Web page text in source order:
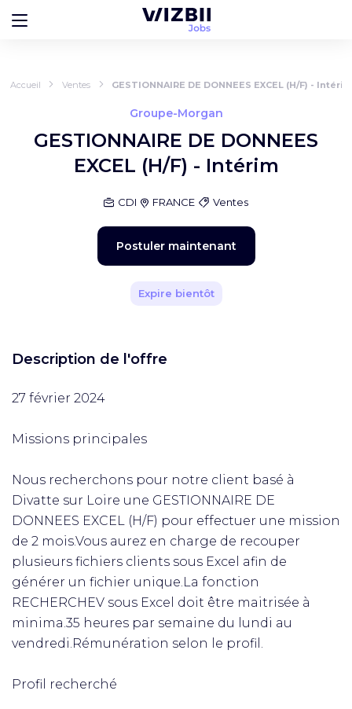
Accueil Ventes GESTIONNAIRE DE DONNEES EXCEL (H/F) - Intérim
Groupe-Morgan
GESTIONNAIRE DE DONNEES
EXCEL (H/F) - Intérim
CDI FRANCE Ventes
Postuler maintenant
Expire bientôt
Description de l'offre
27 février 2024
Missions principales
Nous recherchons pour notre client basé à
Divatte sur Loire une GESTIONNAIRE DE
DONNEES EXCEL (H/F) pour effectuer une mission
de 2 mois.Vous aurez en charge de recouper
plusieurs fichiers clients sous Excel afin de
générer un fichier unique.La fonction
RECHERCHEV sous Excel doit être maitrisée à
minima.35 heures par semaine du lundi au
vendredi.Rémunération selon le profil.
Profil recherché